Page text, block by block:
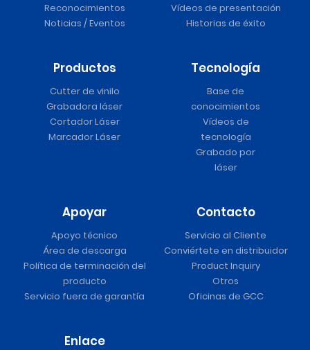
Reconocimientos
Noticias / Eventos
Vídeos de presentación
Historias de éxito
Productos
Cutter de vinilo
Grabadora láser
Cortador Láser
Marcador Láser
Tecnología
Base de
conocimientos
Vídeos de
tecnología
Grabado por
láser
Apoyar
Apoyo técnico
Área de descarga
Política de terminación del
producto
Servicio fuera de garantía
Contacto
Servicio al Cliente
Conviértete en distribuidor
Product Inquiry
Otros
Oficinas de GCC
Enlace